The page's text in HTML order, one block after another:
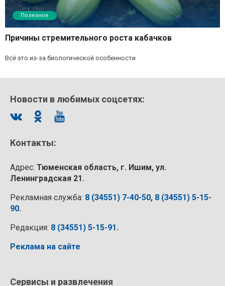
Полезное
Причины стремительного роста кабачков
Всё это из-за биологической особенности
Новости в любимых соцсетях:
Контакты:
Адрес: Тюменская область, г. Ишим, ул.
Ленинградская 21.
Рекламная служба: 8 (34551) 7-40-50, 8 (34551) 5-15-
90.
Редакция: 8 (34551) 5-15-91 .
Реклама на сайте
Сервисы и развлечения